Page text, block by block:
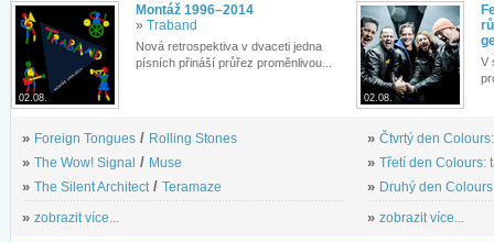
02.08.
Montáž 1996–2014
» Traband
Nová retrospektiva v dvaceti jedna
písních přináší průřez proměnlivou...
» Foreign Tongues / Rolling Stones
» The Wow! Signal / Muse
» The Silent Architect / Teramaze
» zobrazit více...
02.08.
V
» Čtvrtý den
» Třetí den Colours:
» Druhý den
» zobrazit více...